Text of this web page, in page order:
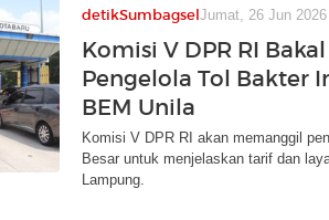
detikSumbagselJumat, 26 Jun
Komisi V DPR RI
Pengelola Tol Bakter
BEM Unila
Komisi V DPR RI akan memanggil
Besar untuk menjelaskan tarif dan
Lampung.